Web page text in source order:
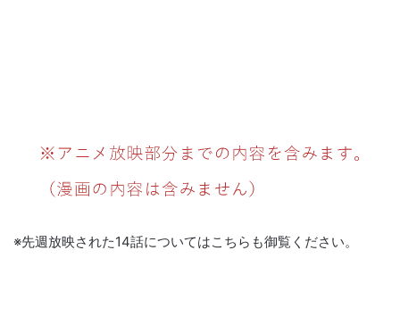
※先週放映された14話についてはこちらも御覧ください。